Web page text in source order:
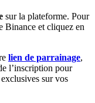
sur la plateforme. Pour
Binance et cliquez en
lien de parrainage,
l’inscription pour
sur vos